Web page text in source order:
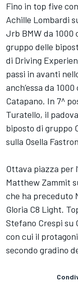
Fino in top five
Achille Lombardi
Jrb BMW da 1000
gruppo delle
di Driving
passi in avanti
anch’essa da
Catapano. In 7^
Turatello, il
biposto di gruppo
sulla Osella
Ottava piazza per
Matthew Zammit
che ha preceduto
Gloria C8 Light.
Stefano Crespi su
con cui il
secondo gradino